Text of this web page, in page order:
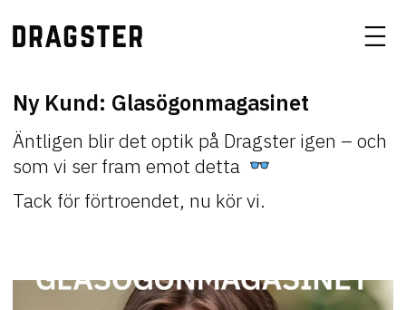
Ny Kund: Glasögonmagasinet
Äntligen blir det optik på Dragster igen – och
som vi ser fram emot detta
Tack för förtroendet, nu kör vi.